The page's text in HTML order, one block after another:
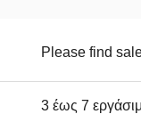
Please find
3 έως 7